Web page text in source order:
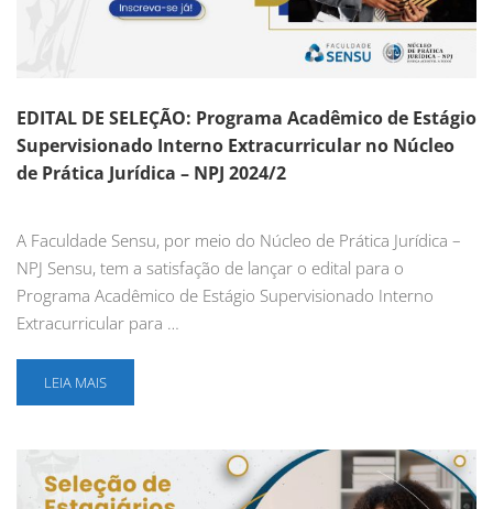
EDITAL DE SELEÇÃO: Programa Acadêmico de Estágio
Supervisionado Interno Extracurricular no Núcleo
de Prática Jurídica – NPJ 2024/2
A Faculdade Sensu, por meio do Núcleo de Prática Jurídica –
NPJ Sensu, tem a satisfação de lançar o edital para o
Programa Acadêmico de Estágio Supervisionado Interno
Extracurricular para …
LEIA MAIS